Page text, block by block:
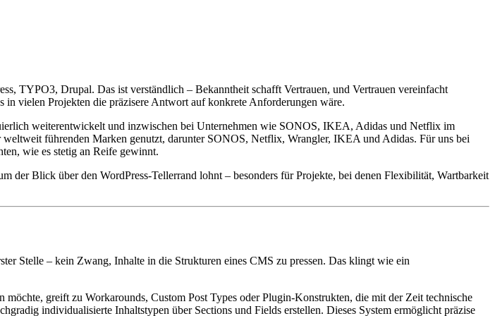
TYPO3, Drupal. Das ist verständlich – Bekanntheit schafft Vertrauen, und Vertrauen vereinfacht
in vielen Projekten die präzisere Antwort auf konkrete Anforderungen wäre.
weiterentwickelt und inzwischen bei Unternehmen wie SONOS, IKEA, Adidas und Netflix im
führenden Marken genutzt, darunter SONOS, Netflix, Wrangler, IKEA und Adidas. Für uns bei
wie es stetig an Reife gewinnt.
der Blick über den WordPress-Tellerrand lohnt – besonders für Projekte, bei denen Flexibilität, Wartbarkeit
Stelle – kein Zwang, Inhalte in die Strukturen eines CMS zu pressen. Das klingt wie ein
greift zu Workarounds, Custom Post Types oder Plugin-Konstrukten, die mit der Zeit technische
individualisierte Inhaltstypen über Sections und Fields erstellen. Dieses System ermöglicht präzise